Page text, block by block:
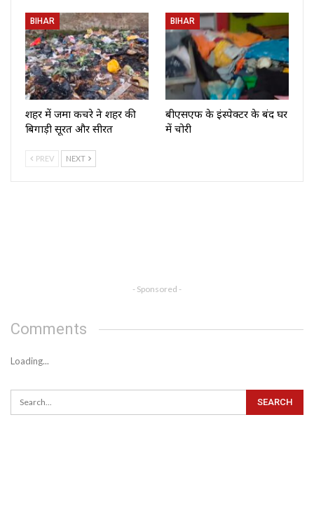
BIHAR
शहर में जमा कचरे ने शहर की
बिगाड़ी सूरत और सीरत
BIHAR
बीएसएफ के इंस्पेक्टर के बंद घर
में चोरी
PREV NEXT
- Sponsored -
Comments
Loading...